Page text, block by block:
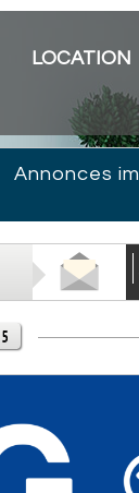
LOCATION
Annonces
5